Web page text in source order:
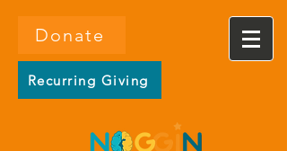
Donate
Recurring Giving